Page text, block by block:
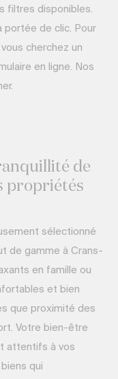
filtres disponibles.
portée de clic. Pour
cherchez un
en ligne. Nos
de
propriétés
sélectionné
de gamme à Crans-
en famille ou
et bien
que proximité des
Votre bien-être
attentifs à vos
qui